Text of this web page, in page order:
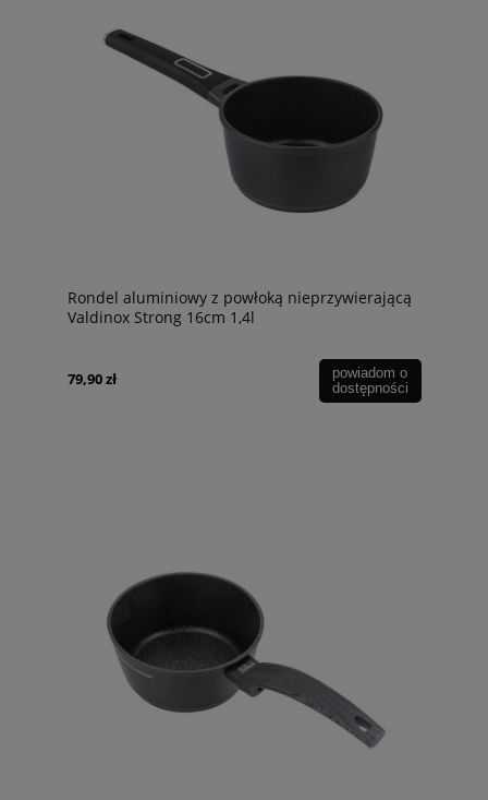
Rondel aluminiowy z powłoką nieprzywierającą
Valdinox Strong 16cm 1,4l
79,90 zł
powiadom o
dostępności